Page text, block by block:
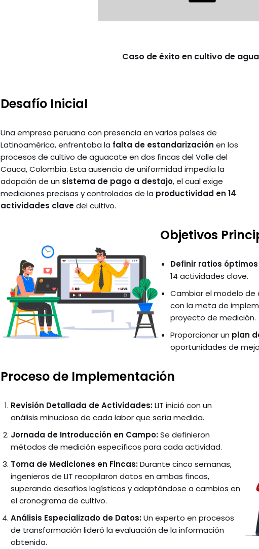
Caso de éxito en cultivo de
Desafío Inicial
Una empresa peruana con presencia en varios países de
Latinoamérica, enfrentaba la falta de estandarización en los
procesos de cultivo de aguacate en dos fincas del Valle del
Cauca, Colombia. Esta ausencia de uniformidad impedía la
adopción de un sistema de pago a destajo, el cual exige
mediciones precisas y controladas de la productividad en 14
actividades clavedel cultivo.
Objetivos
Definir ratios
14 actividades clave.
Cambiar el modelo de
con la meta de
proyecto de medición.
Proporcionar un plan
oportunidades de
Proceso de Implementación
Revisión Detallada de Actividades:LIT inició con un
análisis minucioso de cada labor que sería medida.
Jornada de Introducción en Campo:Se definieron
métodos de medición específicos para cada actividad.
Toma de Mediciones en Fincas:Durante cinco semanas,
ingenieros de LIT recopilaron datos en ambas fincas,
superando desafíos logísticos y adaptándose a cambios en
el cronograma de cultivo.
Análisis Especializado de Datos:Un experto en procesos
de transformación lideró la evaluación de la información
obtenida.